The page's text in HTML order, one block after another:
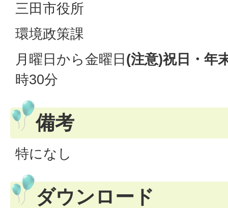
三田市役所
環境政策課
月曜日から金曜日(注意)祝日・年
時30分
備考
特になし
ダウンロード